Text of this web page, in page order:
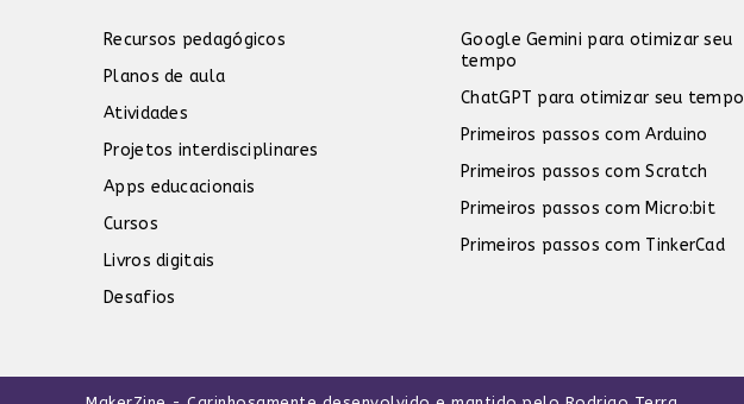
Recursos pedagógicos
Planos de aula
Atividades
Projetos interdisciplinares
Apps educacionais
Cursos
Livros digitais
Desafios
Google Gemini para otimizar seu
tempo
ChatGPT para otimizar seu tempo
Primeiros passos com Arduino
Primeiros passos com Scratch
Primeiros passos com Micro:bit
Primeiros passos com TinkerCad